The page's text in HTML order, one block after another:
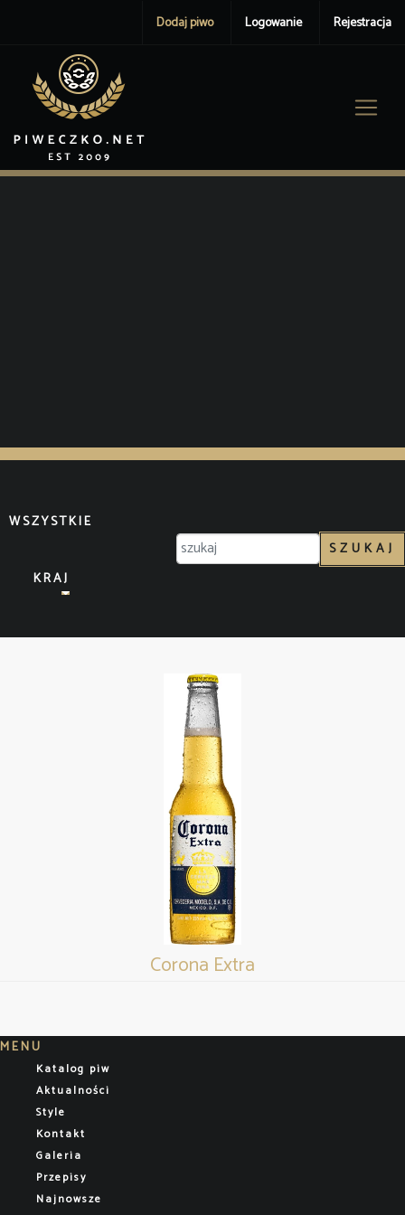
Dodaj piwo Logowanie Rejestracja
WSZYSTKIE
KRAJ
SZUKAJ
Corona Extra
MENU
Katalog piw
Aktualności
Style
Kontakt
Galeria
Przepisy
Najnowsze